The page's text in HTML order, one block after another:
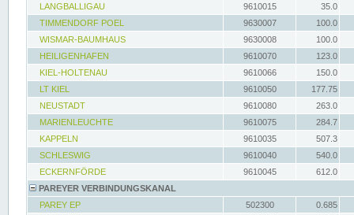
LANGBALLIGAU
9610015
35.0
TIMMENDORF POEL
9630007
100.0
WISMAR-BAUMHAUS
9630008
100.0
HEILIGENHAFEN
9610070
123.0
KIEL-HOLTENAU
9610066
150.0
LT KIEL
9610050
177.75
NEUSTADT
9610080
263.0
MARIENLEUCHTE
9610075
284.7
KAPPELN
9610035
507.3
SCHLESWIG
9610040
540.0
ECKERNFÖRDE
9610045
612.0
PAREYER VERBINDUNGSKANAL
PAREY EP
502300
0.685